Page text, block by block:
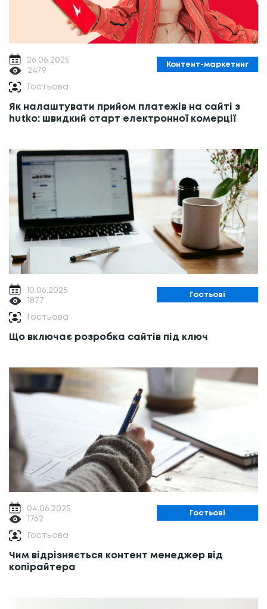
26.06.2025
2479
Контент-маркетинг
Гостьова
Як налаштувати прийом платежів на сайті з
hutko: швидкий старт електронної комерції
10.06.2025
1877
Гостьові
Гостьова
Що включає розробка сайтів під ключ
04.06.2025
1762
Гостьові
Гостьова
Чим відрізняється контент менеджер від
копірайтера